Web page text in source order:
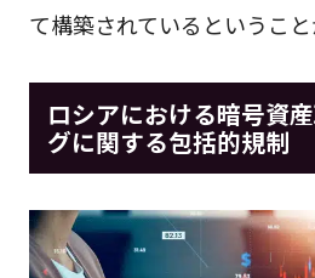
て構築されているということ
ロシアにおける暗号資
グに関する包括的規制